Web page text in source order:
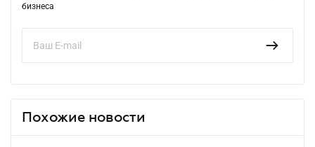
бизнеса
Похожие новости